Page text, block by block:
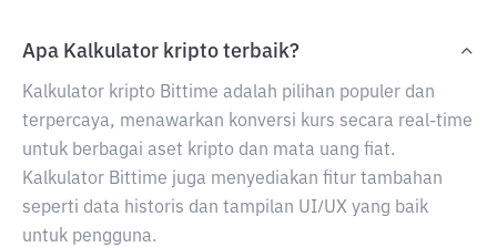
Apa Kalkulator kripto terbaik?
Kalkulator kripto Bittime adalah pilihan populer dan
terpercaya, menawarkan konversi kurs secara real-time
untuk berbagai aset kripto dan mata uang fiat.
Kalkulator Bittime juga menyediakan fitur tambahan
seperti data historis dan tampilan UI/UX yang baik
untuk pengguna.